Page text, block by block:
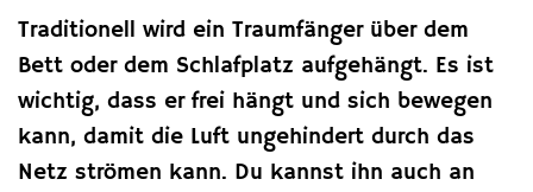
Traditionell wird ein Traumfänger über dem
Bett oder dem Schlafplatz aufgehängt. Es ist
wichtig, dass er frei hängt und sich bewegen
kann, damit die Luft ungehindert durch das
Netz strömen kann. Du kannst ihn auch an